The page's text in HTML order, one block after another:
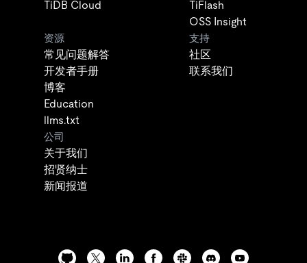
TiDB Cloud
TiFlash
OSS Insight
资源
常见问题解答
开发者手册
博客
Education
llms.txt
支持
社区
联系我们
公司
关于我们
招贤纳士
新闻报道